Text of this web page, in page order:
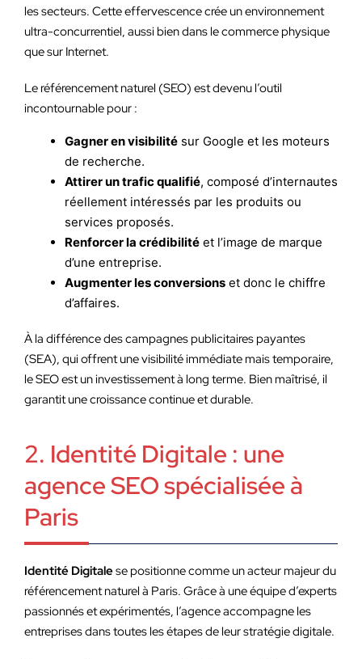
les secteurs. Cette effervescence crée un environnement
ultra-concurrentiel, aussi bien dans le commerce physique
que sur Internet.
Le référencement naturel (SEO) est devenu l’outil
incontournable pour :
Gagner en visibilité sur Google et les moteurs
de recherche.
Attirer un trafic qualifié, composé d’internautes
réellement intéressés par les produits ou
services proposés.
Renforcer la crédibilité et l’image de marque
d’une entreprise.
Augmenter les conversions et donc le chiffre
d’affaires.
À la différence des campagnes publicitaires payantes
(SEA), qui offrent une visibilité immédiate mais temporaire,
le SEO est un investissement à long terme. Bien maîtrisé, il
garantit une croissance continue et durable.
2. Identité Digitale : une
agence SEO spécialisée à
Paris
Identité Digitalese positionne comme un acteur majeur du
référencement naturel à Paris. Grâce à une équipe d’experts
passionnés et expérimentés, l’agence accompagne les
entreprises dans toutes les étapes de leur stratégie digitale.